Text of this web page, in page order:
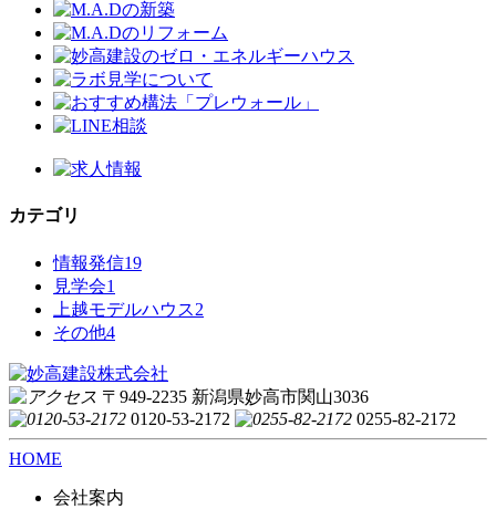
カテゴリ
情報発信19
見学会1
上越モデルハウス2
その他4
〒949-2235 新潟県妙高市関山3036
0120-53-2172
0255-82-2172
HOME
会社案内